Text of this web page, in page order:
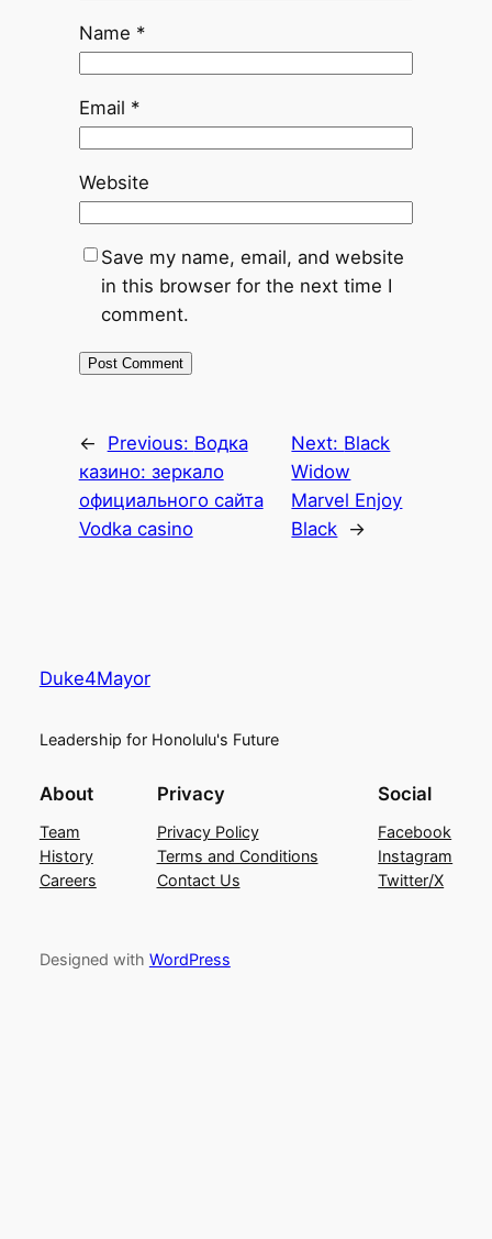
Name *
Email *
Website
Save my name, email, and website
in this browser for the next time I
comment.
← Previous: Водка
казино: зеркало
официального сайта
Vodka casino
Next: Black
Widow
Marvel Enjoy
Black →
Duke4Mayor
Leadership for Honolulu's Future
About
Team
History
Careers
Privacy
Privacy Policy
Terms and Conditions
Contact Us
Social
Facebook
Instagram
Twitter/X
Designed with WordPress